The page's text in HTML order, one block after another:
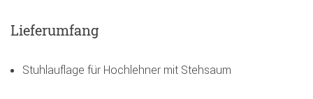
Lieferumfang
Stuhlauflage für Hochlehner mit Stehsaum